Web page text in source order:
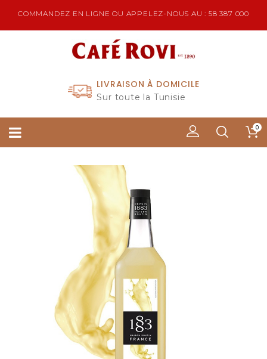
COMMANDEZ EN LIGNE OU APPELEZ-NOUS AU : 58 387 000
LIVRAISON À DOMICILE
Sur toute la Tunisie
0